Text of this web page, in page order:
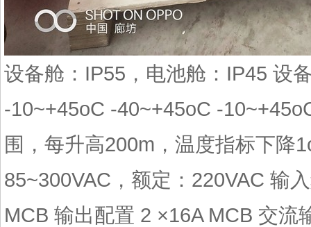
设备舱：IP55，电池舱：IP45 设
-10~+45oC -40~+45oC -
围，每升高200m，温度指标下降
85~300VAC，额定：220VAC 输
MCB 输出配置 2 ×16A MCB 交